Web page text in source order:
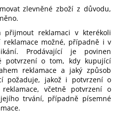
zlevněné zboží z důvodu,
přijmout reklamaci v kterékoli
možné, případně i v
Prodávající je povinen
potvrzení o tom, kdy kupující
reklamace a jaký způsob
požaduje, jakož i potvrzení o
včetně potvrzení o
trvání, případně písemné